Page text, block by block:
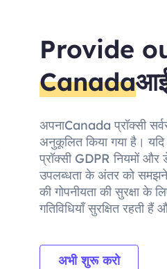
Provide
Canada
अपनाCanada प्रॉक्सी
अनुकूलित किया गया है।
प्रॉक्सी GDPR नियमों और
उपलब्धता के अंतर को
की गोपनीयता की सुरक्षा
गतिविधियाँ सुरक्षित रहती
अभी शुरू करो